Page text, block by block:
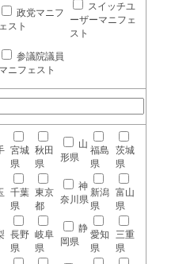
政党マニフ
ェスト
スイッチユ
ーザーマニフェ
スト
参議院議員
マニフェスト
宮城
県
秋田
県
山
形県
福島
県
茨城
県
千葉
県
東京
都
神
奈川県
新潟
県
富山
県
長野
県
岐阜
県
静
岡県
愛知
県
三重
県